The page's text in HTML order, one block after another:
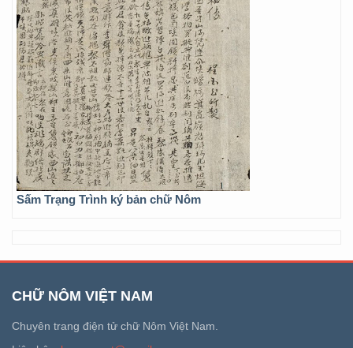
Sấm Trạng Trình ký bản chữ Nôm
CHỮ NÔM VIỆT NAM
Chuyên trang điện tử chữ Nôm Việt Nam.